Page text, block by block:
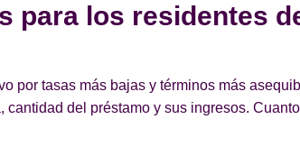
para los residentes
por tasas más bajas y términos más
del préstamo y sus ingresos.